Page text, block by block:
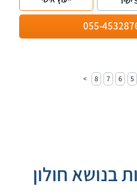
055-
5
6
7
8
בנושא חולון